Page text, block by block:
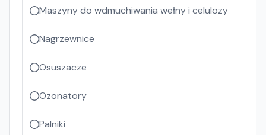
Maszyny do wdmuchiwania wełny i celulozy
Nagrzewnice
Osuszacze
Ozonatory
Palniki